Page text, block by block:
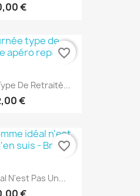
€
De Retraité...
€
favorite_border
N'est Pas Un...
favorite_border